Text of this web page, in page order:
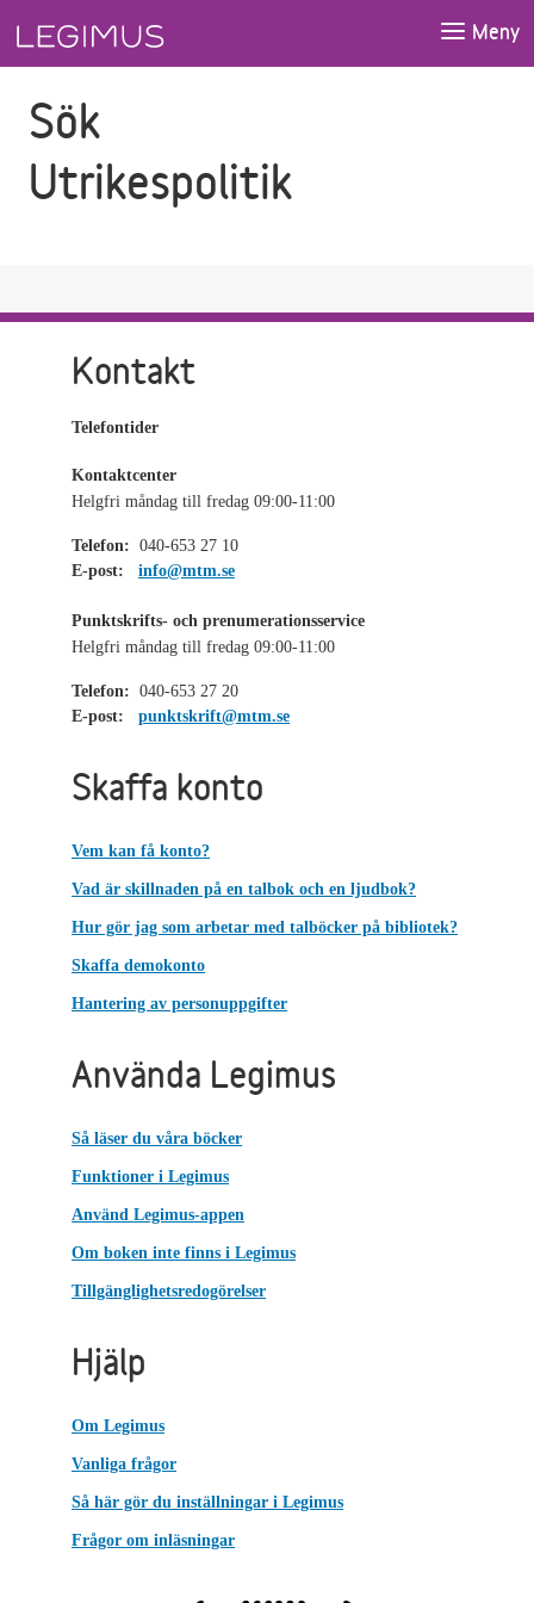
Meny
Sök
Utrikespolitik
Kontakt
Telefontider
Kontaktcenter
Helgfri måndag till fredag 09:00-11:00
Telefon: 040-653 27 10
E-post:
info@mtm.se
Punktskrifts- och prenumerationsservice
Helgfri måndag till fredag 09:00-11:00
Telefon: 040-653 27 20
E-post:
punktskrift@mtm.se
Skaffa konto
Vem kan få konto?
Vad är skillnaden på en talbok och en ljudbok?
Hur gör jag som arbetar med talböcker på bibliotek?
Skaffa demokonto
Hantering av personuppgifter
Använda Legimus
Så läser du våra böcker
Funktioner i Legimus
Använd Legimus-appen
Om boken inte finns i Legimus
Tillgänglighetsredogörelser
Hjälp
Om Legimus
Vanliga frågor
Så här gör du inställningar i Legimus
Frågor om inläsningar